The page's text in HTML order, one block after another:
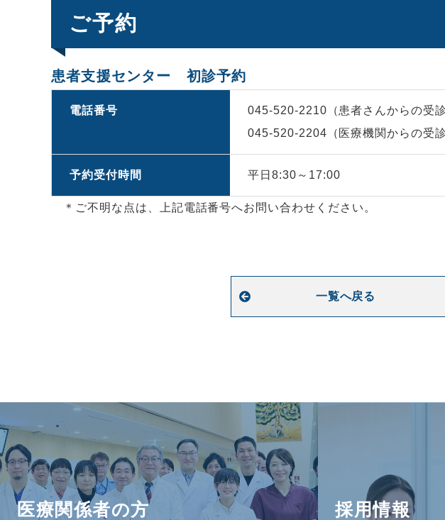
ご予約
患者支援センター 初診予約
電話番号 045-520-2210 （患者さんからの受
045-520-2204 （医療機関からの受
予約受付時間 平日8:30～17:00
＊ご不明な点は、上記電話番号へお問い合わせください。
一覧へ戻る
医療関係者の方 採用情報